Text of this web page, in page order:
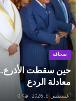
صحافة
حين سقطت
معادلة الردع
أغسطس 8, 2026 0